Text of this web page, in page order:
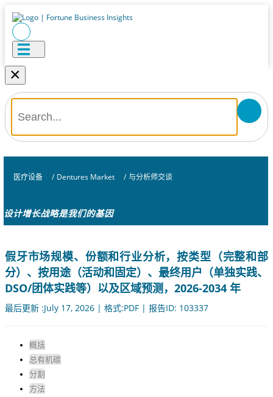
×
医疗设备 / Dentures Market / 与分析师交谈
设计增长战略是我们的基因
假牙市场规模、份额和行业分析，按类型（完整和部
分）、按用途（活动和固定）、最终用户（单独实践、
DSO/团体实践等）以及区域预测，2026-2034 年
最后更新 :July 17, 2026 | 格式:PDF | 报告ID: 103337
概括
总有机碳
分割
方法